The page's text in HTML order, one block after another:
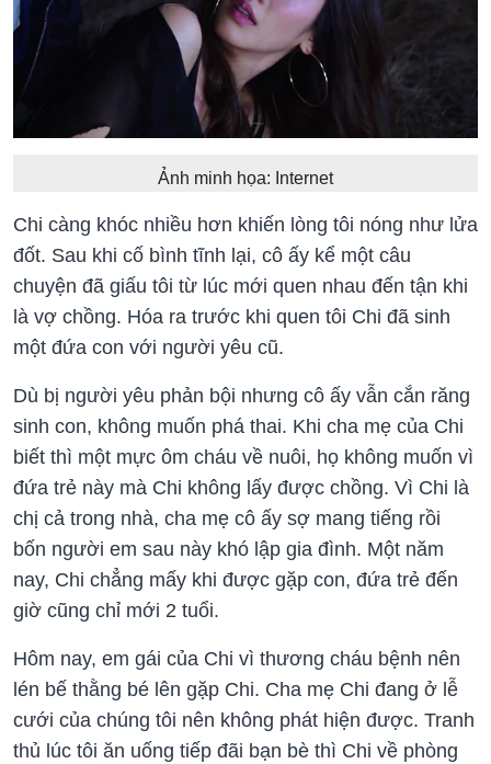
Ảnh minh họa: Internet
Chi càng khóc nhiều hơn khiến lòng tôi nóng như lửa
đốt. Sau khi cố bình tĩnh lại, cô ấy kể một câu
chuyện đã giấu tôi từ lúc mới quen nhau đến tận khi
là vợ chồng. Hóa ra trước khi quen tôi Chi đã sinh
một đứa con với người yêu cũ.
Dù bị người yêu phản bội nhưng cô ấy vẫn cắn răng
sinh con, không muốn phá thai. Khi cha mẹ của Chi
biết thì một mực ôm cháu về nuôi, họ không muốn vì
đứa trẻ này mà Chi không lấy được chồng. Vì Chi là
chị cả trong nhà, cha mẹ cô ấy sợ mang tiếng rồi
bốn người em sau này khó lập gia đình. Một năm
nay, Chi chẳng mấy khi được gặp con, đứa trẻ đến
giờ cũng chỉ mới 2 tuổi.
Hôm nay, em gái của Chi vì thương cháu bệnh nên
lén bế thằng bé lên gặp Chi. Cha mẹ Chi đang ở lễ
cưới của chúng tôi nên không phát hiện được. Tranh
thủ lúc tôi ăn uống tiếp đãi bạn bè thì Chi về phòng